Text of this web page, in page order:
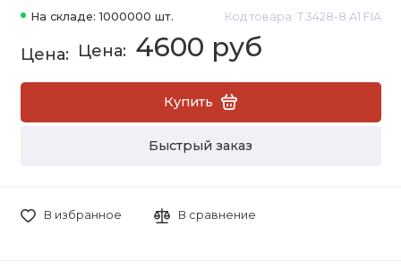
На складе: 1000000 шт. Код товара: Т.3428-8 А1 FIA
4600 руб
Купить
Быстрый заказ
В избранное В сравнение